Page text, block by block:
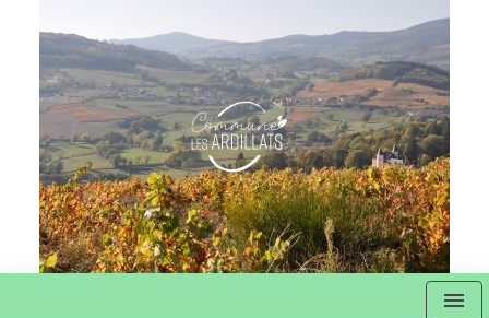
menu